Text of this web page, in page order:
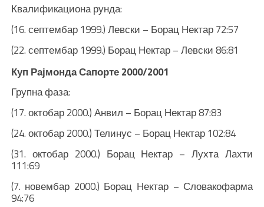
Квалификациона рунда:
(16. септембар 1999.) Левски – Борац Нектар 72:57
(22. септембар 1999.) Борац Нектар – Левски 86:81
Куп Рајмонда Сапорте 2000/2001
Групна фаза:
(17. октобар 2000.) Анвил – Борац Нектар 87:83
(24. октобар 2000.) Телинус – Борац Нектар 102:84
(31. октобар 2000.) Борац Нектар – Лухта Лахти
111:69
(7. новембар 2000.) Борац Нектар – Словакофарма
94:76